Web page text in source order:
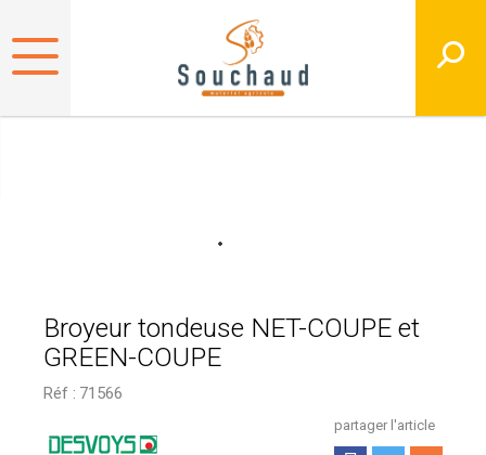
Broyeur tondeuse NET-COUPE et
GREEN-COUPE
Réf : 71566
partager l'article